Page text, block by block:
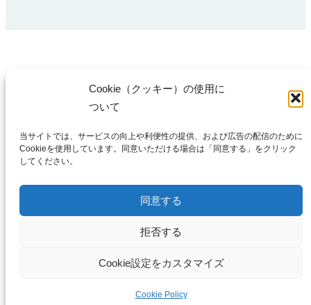
Cookie（クッキー）の使用に
ついて
当サイトでは、サービスの向上や利便性の提供、および広告の配信のために
Cookieを使用しています。同意いただける場合は「同意する」をクリック
してください。
同意する
拒否する
Cookie設定をカスタマイズ
Cookie Policy
TEL : 045-642-7006
Facebook
X Instagram
YouTube
COPYRIGHT (C) 横浜中小企業診断士会 ALL RIGHTS RESERVED.